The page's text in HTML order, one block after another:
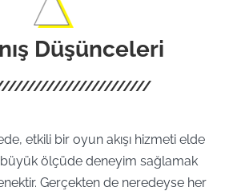
Düşünceleri
etkili bir oyun akışı hizmeti elde
ölçüde deneyim sağlamak
Gerçekten de neredeyse her